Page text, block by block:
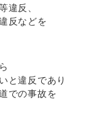
違反、
反などを
と違反であり
での事故を